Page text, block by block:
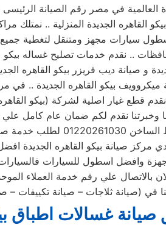
العالمية في مصر رقم الصيانة الرئيسى
القاهره الجديدة المنزلية .. نمتلك
سيارات مجهز ومتنقل لتغطية جميع
.. نقدم خدمات تصليح غساله بيكو
و صيانة ديب فريزر بيكو القاهره
ميكروويف بيكو القاهره الجديدة .. في
وخبرتنا نقدم لكم ضمان عام كامل علي
اصلاح الاجهزة المنزلية و
لدي مركز صيانة بيكو القاهره
بالاتصال علي رقم خدمة العملاء الموحد بمصر
في (صيانة ثلاجات – صيانة تكييفات –
غسالات اطباق